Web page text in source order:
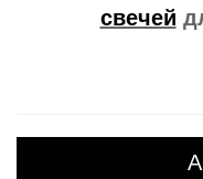
свечей